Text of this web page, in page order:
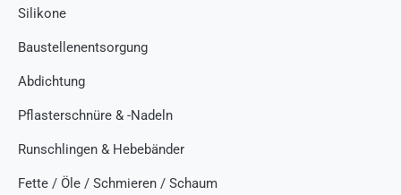
Silikone
Baustellenentsorgung
Abdichtung
Pflasterschnüre & -Nadeln
Runschlingen & Hebebänder
Fette / Öle / Schmieren / Schaum